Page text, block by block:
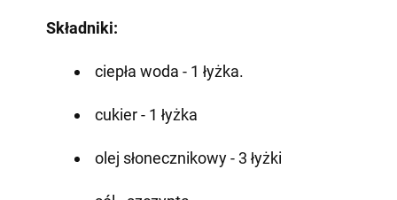
Składniki:
ciepła woda - 1 łyżka.
cukier - 1 łyżka
olej słonecznikowy - 3 łyżki